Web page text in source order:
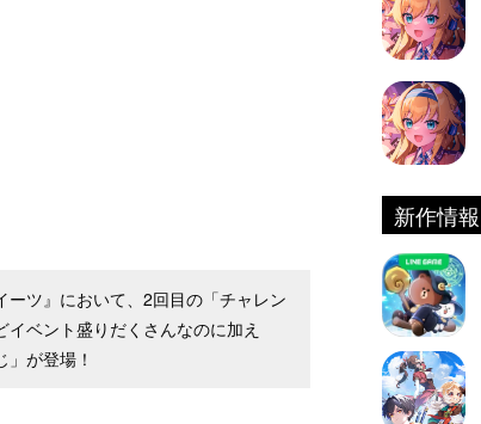
ツ』において、2回目の「チャレン
ベント盛りだくさんなのに加え
が登場！
新作情報